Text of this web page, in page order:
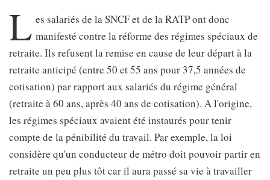
L es salariés de la SNCF et de la RATP ont donc
manifesté contre la réforme des régimes spéciaux de
retraite. Ils refusent la remise en cause de leur départ à la
retraite anticipé (entre 50 et 55 ans pour 37,5 années de
cotisation) par rapport aux salariés du régime général
(retraite à 60 ans, après 40 ans de cotisation). A l'origine,
les régimes spéciaux avaient été instaurés pour tenir
compte de la pénibilité du travail. Par exemple, la loi
considère qu'un conducteur de métro doit pouvoir partir en
retraite un peu plus tôt car il aura passé sa vie à travailler